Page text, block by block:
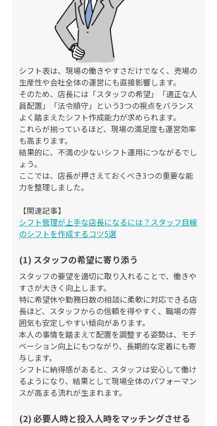
シフト表は、現場の働きやすさだけでなく、売場の
生産性や会社全体の運営にも直接影響します。
そのため、店長には「スタッフの希望」「適正な人
員配置」「法令順守」という3つの視点をバランス
よく踏まえたシフト作成能力が求められます。
これらが揃っているほど、現場の満足度も運営効率
も高まります。
結果的に、不満の少ないシフト運用につながるでし
ょう。
ここでは、店長が押さえておくべき3つの重要な能
力を整理しました。
【関連記事】
シフト管理が上手な店長になるには？スタッフ目線
のシフトを作成するコツ5選
(1) スタッフの希望に寄り添う
スタッフの要望を適切に取り入れることで、働きや
すさが大きく向上します。
特に希望休や勤務日数の相談に柔軟に対応できる店
長ほど、スタッフからの信頼を得やすく、職場の雰
囲気も安定しやすい傾向があります。
本人の事情を踏まえて配置を調整する姿勢は、モチ
ベーション向上にもつながり、長期的な定着にも寄
与します。
シフトに納得感があると、スタッフは安心して働け
るようになり、結果として現場全体のパフォーマン
スが高まる流れが生まれます。
(2) 必要人時と投入人時をマッチングさせる